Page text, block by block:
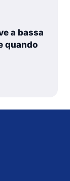
a bassa
quando